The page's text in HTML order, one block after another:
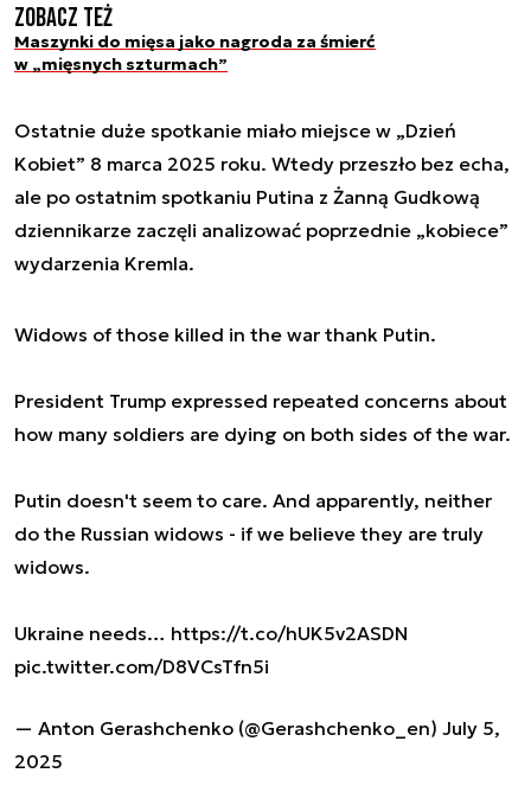
Zobacz też
Maszynki do mięsa jako nagroda za śmierć
w „mięsnych szturmach”
Ostatnie duże spotkanie miało miejsce w „Dzień
Kobiet” 8 marca 2025 roku. Wtedy przeszło bez echa,
ale po ostatnim spotkaniu Putina z Żanną Gudkową
dziennikarze zaczęli analizować poprzednie „kobiece”
wydarzenia Kremla.
Widows of those killed in the war thank Putin.
President Trump expressed repeated concerns about
how many soldiers are dying on both sides of the war.
Putin doesn't seem to care. And apparently, neither
do the Russian widows - if we believe they are truly
widows.
Ukraine needs… https://t.co/hUK5v2ASDN
pic.twitter.com/D8VCsTfn5i
— Anton Gerashchenko (@Gerashchenko_en) July 5,
2025